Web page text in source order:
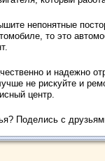
непонятные
то это
и надежно
не рискуйте и
центр.
Поделись с